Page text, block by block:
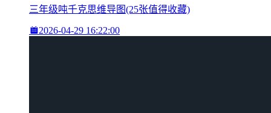
三年级吨千克思维导图(25张值得收藏)
2026-04-29 16:22:00